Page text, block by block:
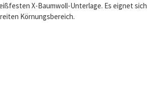
X-Baumwoll-Unterlage. Es eignet sich
Körnungsbereich.